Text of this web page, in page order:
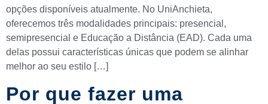
opções disponíveis atualmente. No UniAnchieta,
oferecemos três modalidades principais: presencial,
semipresencial e Educação a Distância (EAD). Cada uma
delas possui características únicas que podem se alinhar
melhor ao seu estilo […]
Por que fazer uma